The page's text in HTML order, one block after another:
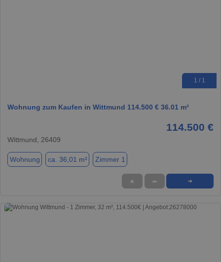
1 / 1
Wohnung zum Kaufen in Wittmund 114.500 € 36.01 m²
114.500 €
Wittmund, 26409
Wohnung ca. 36,01 m² Zimmer 1
★ ➦ ➜